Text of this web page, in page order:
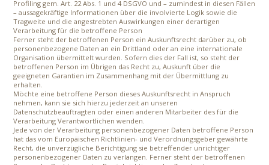
Profiling gem. Art. 22 Abs. 1 und 4 DSGVO und – zumindest in diesen Fällen
– aussagekräftige Informationen über die involvierte Logik sowie die
Tragweite und die angestrebten Auswirkungen einer derartigen
Verarbeitung für die betroffene Person
Ferner steht der betroffenen Person ein Auskunftsrecht darüber zu, ob
personenbezogene Daten an ein Drittland oder an eine internationale
Organisation übermittelt wurden. Sofern dies der Fall ist, so steht der
betroffenen Person im Übrigen das Recht zu, Auskunft über die
geeigneten Garantien im Zusammenhang mit der Übermittlung zu
erhalten.
Möchte eine betroffene Person dieses Auskunftsrecht in Anspruch
nehmen, kann sie sich hierzu jederzeit an unseren
Datenschutzbeauftragten oder einen anderen Mitarbeiter des für die
Verarbeitung Verantwortlichen wenden.
Jede von der Verarbeitung personenbezogener Daten betroffene Person
hat das vom Europäischen Richtlinien- und Verordnungsgeber gewährte
Recht, die unverzügliche Berichtigung sie betreffender unrichtiger
personenbezogener Daten zu verlangen. Ferner steht der betroffenen